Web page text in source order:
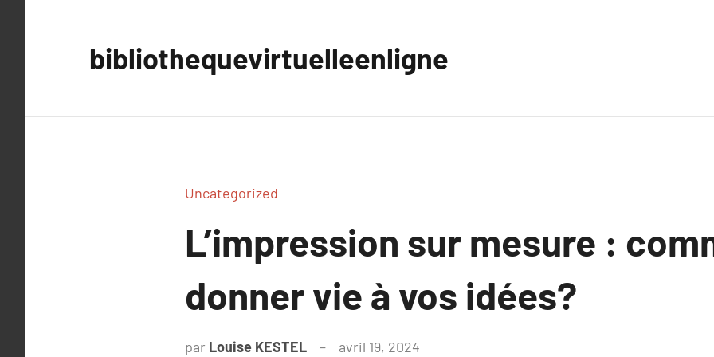
bibliothequevirtuelleenligne
Uncategorized
L’impression sur mesure :
donner vie à vos idées?
par Louise KESTEL avril 19, 2024